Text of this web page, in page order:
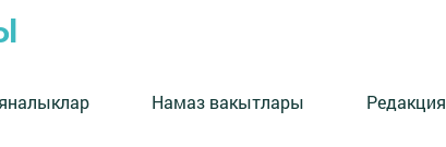
Намаз вакытлары Редакция